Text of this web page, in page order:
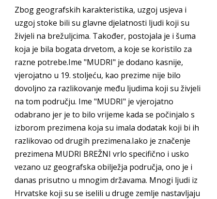
Zbog geografskih karakteristika, uzgoj usjeva i
uzgoj stoke bili su glavne djelatnosti ljudi koji su
živjeli na brežuljcima. Također, postojala je i šuma
koja je bila bogata drvetom, a koje se koristilo za
razne potrebe.Ime "MUDRI" je dodano kasnije,
vjerojatno u 19. stoljeću, kao prezime nije bilo
dovoljno za razlikovanje među ljudima koji su živjeli
na tom području. Ime "MUDRI" je vjerojatno
odabrano jer je to bilo vrijeme kada se počinjalo s
izborom prezimena koja su imala dodatak koji bi ih
razlikovao od drugih prezimena.Iako je značenje
prezimena MUDRI BREŽNI vrlo specifično i usko
vezano uz geografska obilježja područja, ono je i
danas prisutno u mnogim državama. Mnogi ljudi iz
Hrvatske koji su se iselili u druge zemlje nastavljaju